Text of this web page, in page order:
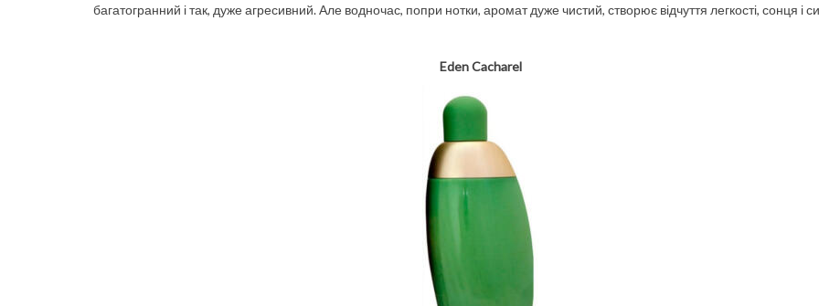
багатогранний і так, дуже агресивний. Але водночас, попри нотки, аромат дуже чистий, створює відчуття легкості, сонця і
Eden Cacharel